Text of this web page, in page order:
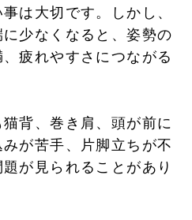
は大切です。しかし、
少なくなると、姿勢の
疲れやすさにつながる
背、巻き肩、頭が前に
が苦手、片脚立ちが不
が見られることがあり